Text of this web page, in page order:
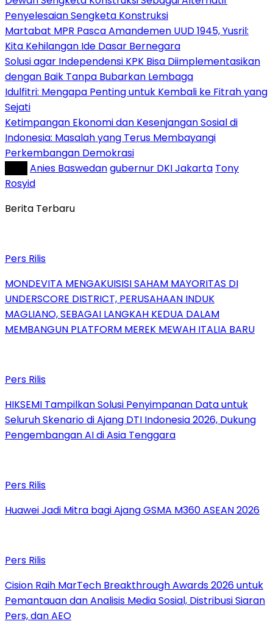
Penyelesaian Sengketa Konstruksi
Martabat MPR Pasca Amandemen UUD 1945, Yusril:
Kita Kehilangan Ide Dasar Bernegara
Solusi agar Independensi KPK Bisa Diimplementasikan
dengan Baik Tanpa Bubarkan Lembaga
Idulfitri: Mengapa Penting untuk Kembali ke Fitrah yang
Sejati
Ketimpangan Ekonomi dan Kesenjangan Sosial di
Indonesia: Masalah yang Terus Membayangi
Perkembangan Demokrasi
Anies Baswedangubernur DKI Jakarta Tony
Rosyid
Berita Terbaru
Pers Rilis
MONDEVITA MENGAKUISISI SAHAM MAYORITAS DI
UNDERSCORE DISTRICT, PERUSAHAAN INDUK
MAGLIANO, SEBAGAI LANGKAH KEDUA DALAM
MEMBANGUN PLATFORM MEREK MEWAH ITALIA BARU
Pers Rilis
HIKSEMI Tampilkan Solusi Penyimpanan Data untuk
Seluruh Skenario di Ajang DTI Indonesia 2026, Dukung
Pengembangan AI di Asia Tenggara
Pers Rilis
Huawei Jadi Mitra bagi Ajang GSMA M360 ASEAN 2026
Pers Rilis
Cision Raih MarTech Breakthrough Awards 2026 untuk
Pemantauan dan Analisis Media Sosial, Distribusi Siaran
Pers, dan AEO